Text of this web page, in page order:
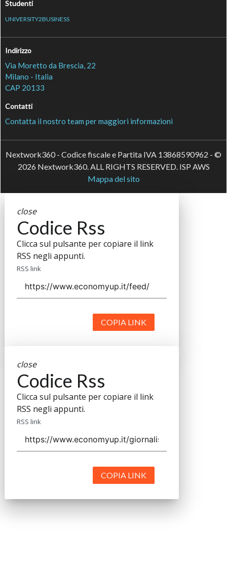
Studenti
UNIVERSITY2BUSINESS
Indirizzo
Via Moretto da Brescia, 22
Milano - Italia
CAP 20133
Contatti
Contatta il nostro team per maggiori informazioni
Nextwork360 - Codice fiscale e Partita IVA 13868590962 - ©
2026 Nextwork360. ALL RIGHTS RESERVED. ISP AWS
Mappa del sito
close
Codice Rss
Clicca sul pulsante per copiare il link
RSS negli appunti.
RSS link
COPIA LINK
close
Codice Rss
Clicca sul pulsante per copiare il link
RSS negli appunti.
RSS link
COPIA LINK